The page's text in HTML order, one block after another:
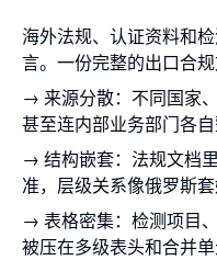
海外法规、认证资料和
言。一份完整的出口合
→ 来源分散：不同国家
甚至连内部业务部门各
→ 结构嵌套：法规文档
准，层级关系像俄罗斯套
→ 表格密集：检测项目
被压在多级表头和合并单